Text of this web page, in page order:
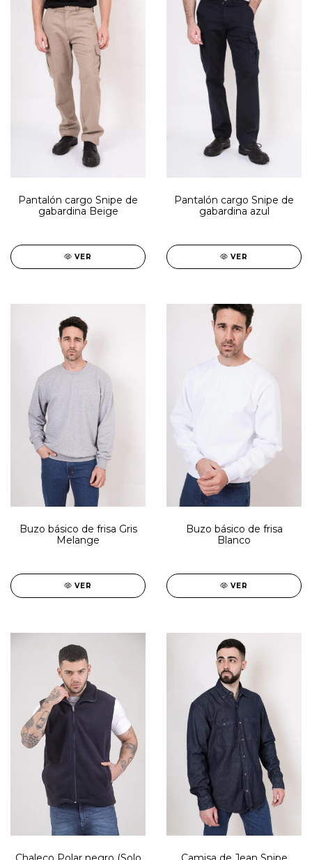
Pantalón cargo Snipe de
gabardina Beige
VER
Pantalón cargo Snipe de
gabardina azul
VER
Buzo básico de frisa Gris
Melange
VER
Buzo básico de frisa
Blanco
VER